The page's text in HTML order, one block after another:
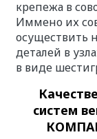
крепежа в
Иммено их
осуществить
деталей в
в виде
систем